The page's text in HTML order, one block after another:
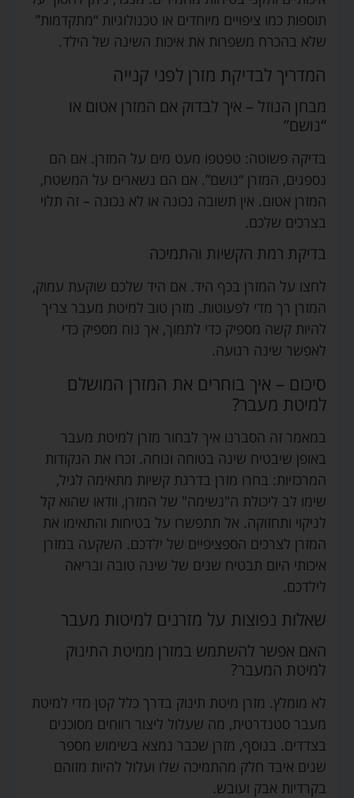
תוספות כמו ציפויים מיוחדים או טכנולוגיות “מתקדמות”
שלא בהכרח משפרות את איכות השינה של הילד.
המדריך לבדיקת מזרן לפני קנייה
מבחן הנוזל – איך לבדוק אם המזרן אטום או
“נושם”
בדיקה פשוטה: טפטפו מעט מים על המזרן. אם הם
נספגים, המזרן “נושם”. אם הם נשארים על המשטח,
המזרן אטום. אין תשובה נכונה או לא נכונה – זה תלוי
בצרכים שלכם.
בדיקת רמת הקשיות והתמיכה
לחצו על המזרן בכף היד. אם היד שלכם שוקעת עמוק,
המזרן רך מדי לפעוטות. מזרן טוב למיטת מעבר צריך
להיות קשה מספיק כדי לתמוך, אך נוח מספיק כדי
לאפשר שינה רגועה.
סיכום – איך בוחרים את המזרן המושלם
למיטת מעבר?
במאמר זה הסברנו איך לבחור מזרן למיטת מעבר
באופן שיבטיח שינה בטוחה ונוחה. זכרו את הנקודות
המרכזיות: בחרו מזרן בדרגת קשיות מתאימה לגיל,
שימו לב ליכולת ה"נשימה" של המזרן, וודאו שהוא קל
לניקוי ותחזוקה. אל תתפשרו על בטיחות והתאימו את
המזרן לצרכים הספציפיים של ילדכם. השקעה במזרן
איכותי היום תבטיח שנים של שינה טובה ובריאה
לילדכם.
שאלות נפוצות על מזרנים למיטות מעבר
האם אפשר להשתמש במזרן ממיטת התינוק
למיטת המעבר?
לא מומלץ. מזרן מיטת תינוק בדרך כלל קטן מדי למיטת
מעבר סטנדרטית, מה שעלול ליצור רווחים מסוכנים
בצדדים. בנוסף, מזרן שכבר נמצא בשימוש מספר
שנים איבד חלק מהתמיכה שלו ועלול להיות מזוהם
בקרדיות אבק ועובש.